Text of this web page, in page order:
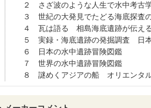
２ さざ波のような人生で水中考古
３ 世紀の大発見でたどる海底探査
４ 瓦は語る 相島海底遺跡が伝え
５ 実録・海底遺跡の発掘調査 日
６ 日本の水中遺跡冒険図鑑
７ 世界の水中遺跡冒険図鑑
８ 謎めくアジアの船 オリエンタ